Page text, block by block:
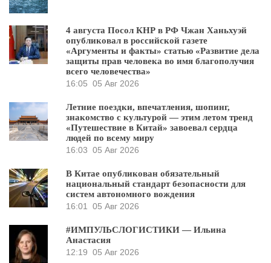
4 августа Посол КНР в РФ Чжан Ханьхуэй
опубликовал в российской газете
«Аргументы и факты» статью «Развитие дела
защиты прав человека во имя благополучия
всего человечества»
16:05 05 Авг 2026
Летние поездки, впечатления, шопинг,
знакомство с культурой — этим летом тренд
«Путешествие в Китай» завоевал сердца
людей по всему миру
16:03 05 Авг 2026
В Китае опубликован обязательный
национальный стандарт безопасности для
систем автономного вождения
16:01
05 Авг 2026
#ИМПУЛЬСЛОГИСТИКИ — Ильина
Анастасия
12:19 05 Авг 2026